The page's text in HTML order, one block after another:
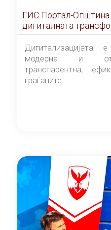
ГИС Портал-
дигиталната
модерна и
транспарентна,
граѓаните.